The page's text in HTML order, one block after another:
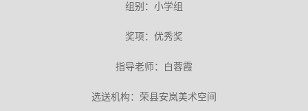
组别：小学组
奖项：优秀奖
指导老师：白蓉霞
选送机构：荣县安岚美术空间